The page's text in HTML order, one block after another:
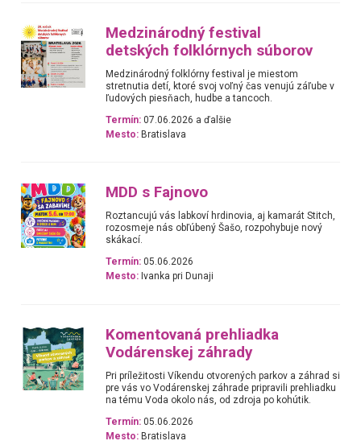
Medzinárodný festival
detských folklórnych súborov
Medzinárodný folklórny festival je miestom
stretnutia detí, ktoré svoj voľný čas venujú záľube v
ľudových piesňach, hudbe a tancoch.
Termín: 07.06.2026 a ďalšie
Mesto: Bratislava
MDD s Fajnovo
Roztancujú vás labkoví hrdinovia, aj kamarát Stitch,
rozosmeje nás obľúbený Šašo, rozpohybuje nový
skákací.
Termín: 05.06.2026
Mesto: Ivanka pri Dunaji
Komentovaná prehliadka
Vodárenskej záhrady
Pri príležitosti Víkendu otvorených parkov a záhrad si
pre vás vo Vodárenskej záhrade pripravili prehliadku
na tému Voda okolo nás, od zdroja po kohútik.
Termín: 05.06.2026
Mesto: Bratislava